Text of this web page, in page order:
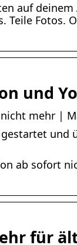
auf
Fotos.
und
mehr |
ab sofort
für